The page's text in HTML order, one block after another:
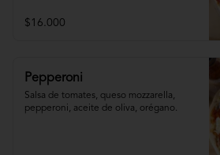
$16.000
Pepperoni
Salsa de tomates, queso mozzarella,
pepperoni, aceite de oliva, orégano.